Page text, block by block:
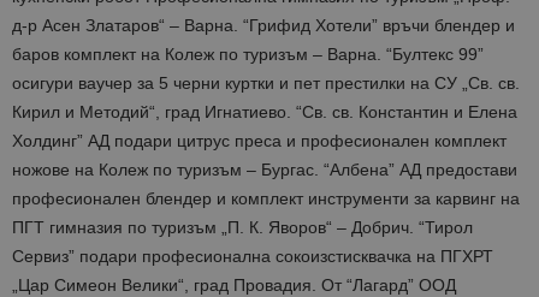
д-р Асен Златаров“ – Варна. “Грифид Хотели” връчи блендер и
баров комплект на Колеж по туризъм – Варна. “Бултекс 99”
осигури ваучер за 5 черни куртки и пет престилки на СУ „Св. св.
Кирил и Методий“, град Игнатиево. “Св. св. Константин и Елена
Холдинг” АД подари цитрус преса и професионален комплект
ножове на Колеж по туризъм – Бургас. “Албена” АД предостави
професионален блендер и комплект инструменти за карвинг на
ПГТ гимназия по туризъм „П. К. Яворов“ – Добрич. “Тирол
Сервиз” подари професионална сокоизстисквачка на ПГХРТ
„Цар Симеон Велики“, град Провадия. От “Лагард” ООД